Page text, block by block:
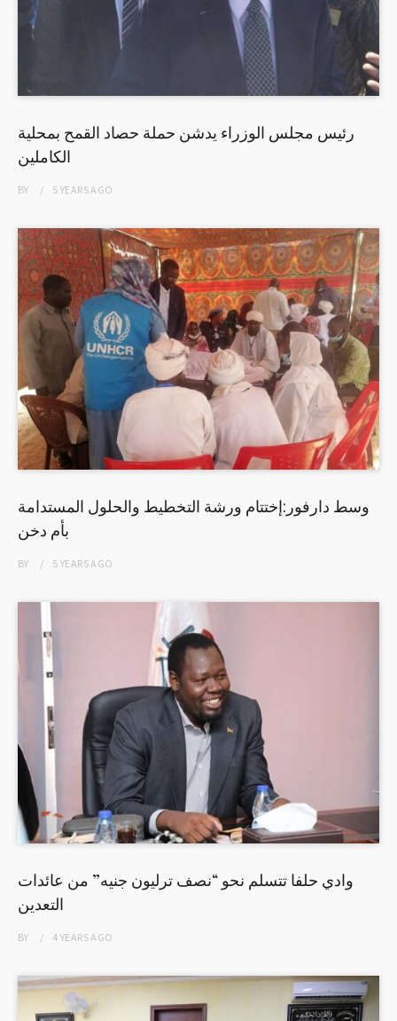
رئيس مجلس الوزراء يدشن حملة حصاد القمح بمحلية
الكاملين
BY 5 YEARSAGO
وسط دارفور:إختتام ورشة التخطيط والحلول المستدامة
بأم دخن
BY 5 YEARSAGO
وادي حلفا تتسلم نحو “نصف ترليون جنيه” من عائدات
التعدين
BY 4 YEARSAGO